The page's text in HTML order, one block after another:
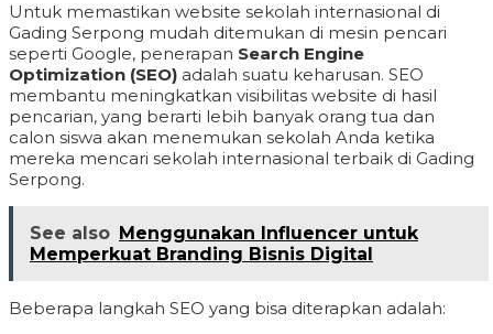
Untuk memastikan website sekolah internasional di
Gading Serpong mudah ditemukan di mesin pencari
seperti Google, penerapan Search Engine
Optimization (SEO) adalah suatu keharusan. SEO
membantu meningkatkan visibilitas website di hasil
pencarian, yang berarti lebih banyak orang tua dan
calon siswa akan menemukan sekolah Anda ketika
mereka mencari sekolah internasional terbaik di Gading
Serpong.
See also Menggunakan Influencer untuk
Memperkuat Branding Bisnis Digital
Beberapa langkah SEO yang bisa diterapkan adalah: